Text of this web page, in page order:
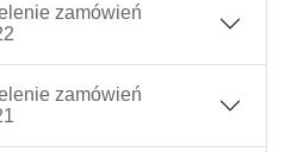
zamówień
zamówień